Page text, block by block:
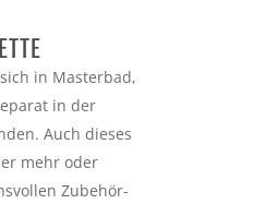
in Masterbad,
in der
Auch dieses
mehr oder
Zubehör-